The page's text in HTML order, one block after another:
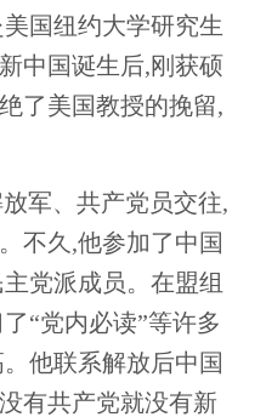
国纽约大学研究生
中国诞生后,刚获硕
了美国教授的挽留,
军、共产党员交往,
不久,他参加了中国
党派成员。在盟组
“党内必读”等许多
他联系解放后中国
有共产党就没有新